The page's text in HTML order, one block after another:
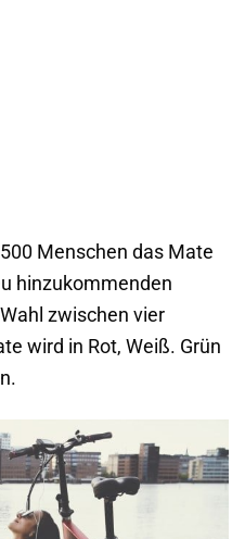
Menschen das Mate
hinzukommenden
zwischen vier
wird in Rot, Weiß. Grün